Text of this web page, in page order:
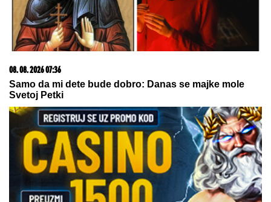
23. 07. 2026 12:47
Letnje večeri u gradu više nisu rezervisane za vikend:
Zašto sve više ljudi bira večeru koja se spontano
pretvori u druženje